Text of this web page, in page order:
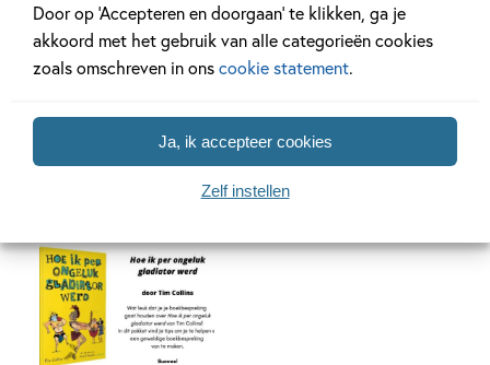
Door op ‘Accepteren en doorgaan’ te klikken, ga je
akkoord met het gebruik van alle categorieën cookies
zoals omschreven in onscookie statement.
Ja, ik accepteer cookies
Zelf instellen